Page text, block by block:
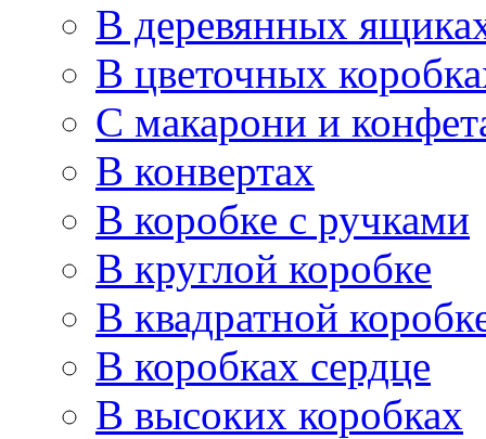
В деревянных
В цветочных
С макарони и
В конвертах
В коробке с ручками
В круглой коробке
В квадратной
В коробках сердце
В высоких коробках